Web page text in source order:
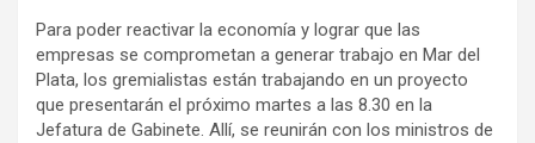
Para poder reactivar la economía y lograr que las
empresas se comprometan a generar trabajo en Mar del
Plata, los gremialistas están trabajando en un proyecto
que presentarán el próximo martes a las 8.30 en la
Jefatura de Gabinete. Allí, se reunirán con los ministros de